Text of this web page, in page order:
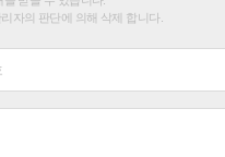
자의 판단에 의해 삭제 합니다.